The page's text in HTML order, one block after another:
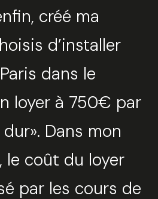
créé ma
d’installer
dans le
loyer à 750€ par
Dans mon
le coût du loyer
par les cours de